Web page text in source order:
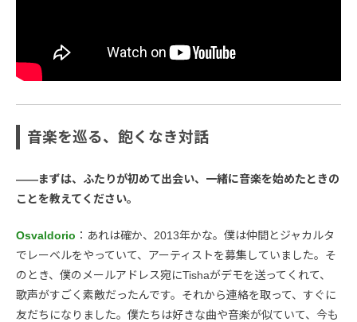
音楽を巡る、飽くなき対話
――まずは、ふたりが初めて出会い、一緒に音楽を始めたときの
ことを教えてください。
Osvaldorio ：あれは確か、2013年かな。僕は仲間とジャカルタ
でレーベルをやっていて、アーティストを募集していました。そ
のとき、僕のメールアドレス宛にTishaがデモを送ってくれて、
歌声がすごく素敵だったんです。それから連絡を取って、すぐに
友だちになりました。僕たちは好きな曲や音楽が似ていて、今も